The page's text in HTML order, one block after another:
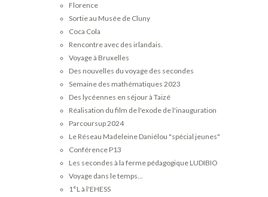
Florence
Sortie au Musée de Cluny
Coca Cola
Rencontre avec des irlandais.
Voyage à Bruxelles
Des nouvelles du voyage des secondes
Semaine des mathématiques 2023
Des lycéennes en séjour à Taizé
Réalisation du film de l'exode de l'inauguration
Parcoursup 2024
Le Réseau Madeleine Daniélou "spécial jeunes"
Conférence P13
Les secondes à la ferme pédagogique LUDIBIO
Voyage dans le temps...
1°L à l'EHESS